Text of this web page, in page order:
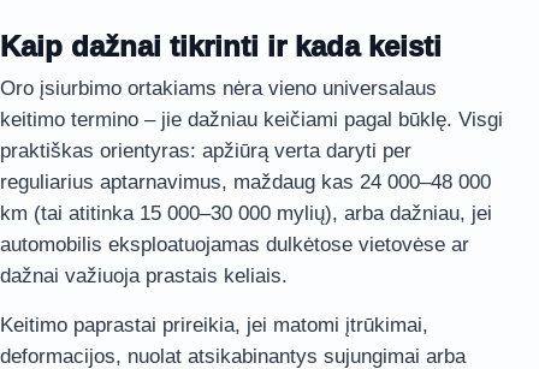
Kaip dažnai tikrinti ir kada keisti
Oro įsiurbimo ortakiams nėra vieno universalaus
keitimo termino – jie dažniau keičiami pagal būklę. Visgi
praktiškas orientyras: apžiūrą verta daryti per
reguliarius aptarnavimus, maždaug kas 24 000–48 000
km (tai atitinka 15 000–30 000 mylių), arba dažniau, jei
automobilis eksploatuojamas dulkėtose vietovėse ar
dažnai važiuoja prastais keliais.
Keitimo paprastai prireikia, jei matomi įtrūkimai,
deformacijos, nuolat atsikabinantys sujungimai arba